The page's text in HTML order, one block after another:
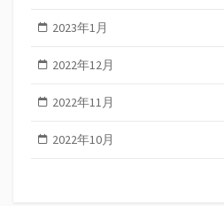
2023年1月
2022年12月
2022年11月
2022年10月